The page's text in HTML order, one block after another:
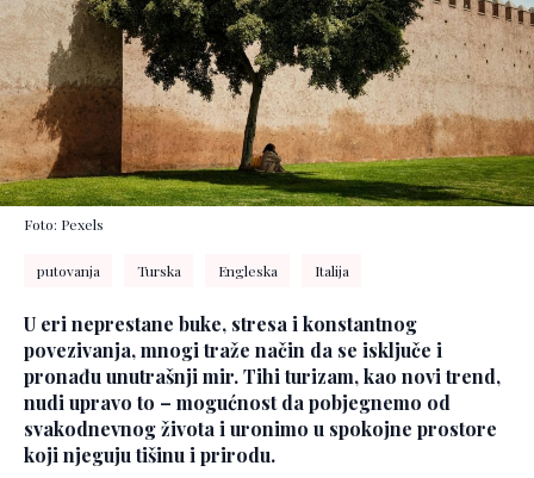
Foto: Pexels
putovanja Turska Engleska Italija
U eri neprestane buke, stresa i konstantnog
povezivanja, mnogi traže način da se isključe i
pronađu unutrašnji mir. Tihi turizam, kao novi trend,
nudi upravo to – mogućnost da pobjegnemo od
svakodnevnog života i uronimo u spokojne prostore
koji njeguju tišinu i prirodu.